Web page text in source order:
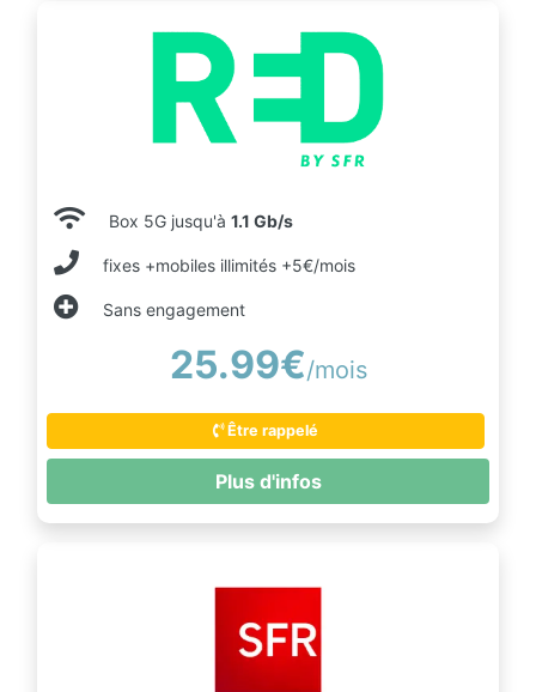
Box 5G jusqu'à 1.1 Gb/s
fixes +mobiles illimités +5€/mois
Sans engagement
25.99€/mois
Être rappelé
Plus d'infos